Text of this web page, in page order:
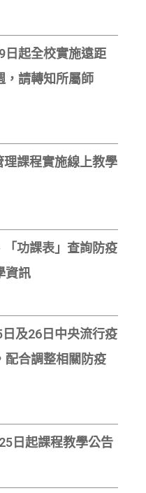
日起全校實施遠距
，請轉知所屬師
課程實施線上教學
功課表」查詢防疫
資訊
及26日中央流行疫
配合調整相關防疫
日起課程教學公告